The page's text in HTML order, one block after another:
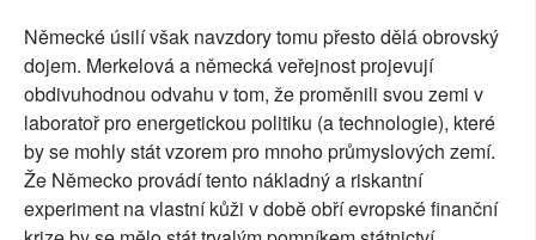
Německé úsilí však navzdory tomu přesto dělá obrovský
dojem. Merkelová a německá veřejnost projevují
obdivuhodnou odvahu v tom, že proměnili svou zemi v
laboratoř pro energetickou politiku (a technologie), které
by se mohly stát vzorem pro mnoho průmyslových zemí.
Že Německo provádí tento nákladný a riskantní
experiment na vlastní kůži v době obří evropské finanční